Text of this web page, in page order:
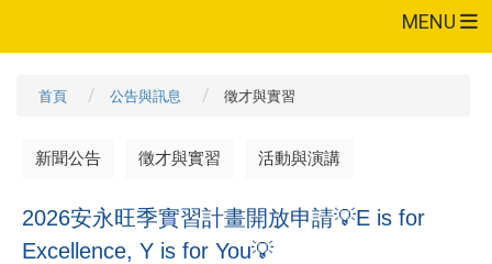
MENU
首頁 公告與訊息 徵才與實習
新聞公告 徵才與實習 活動與演講
2026安永旺季實習計畫開放申請💡E is for
Excellence, Y is for You💡